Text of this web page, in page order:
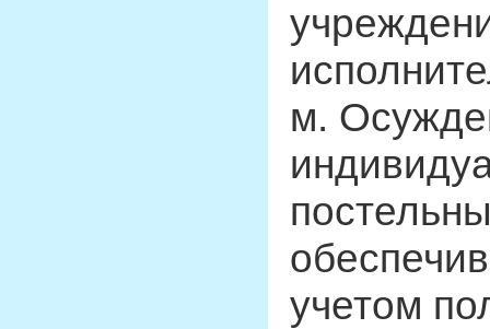
м.
учетом